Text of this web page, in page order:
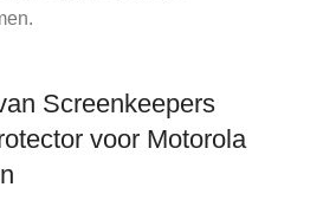
Screenkeepers
voor Motorola